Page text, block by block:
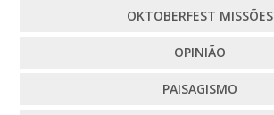
OKTOBERFEST MISSÕES
OPINIÃO
PAISAGISMO